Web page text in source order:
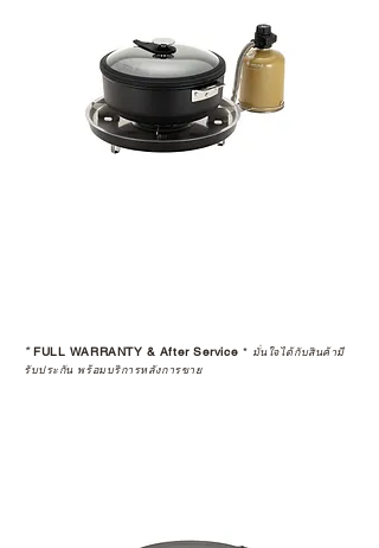
*FULL WARRANTY & After Service * มั่นใจได้กับสินค้ามี
รับประกัน พร้อมบริการหลังการขาย